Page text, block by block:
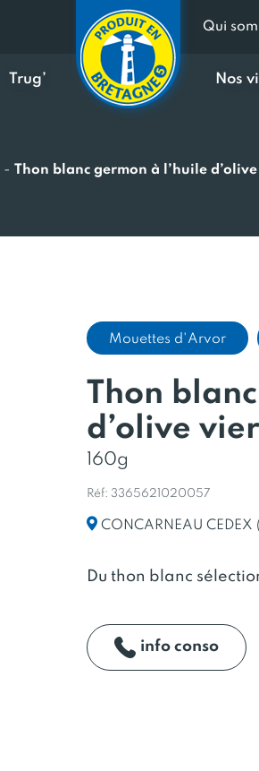
Qui
Trug’ Nos
- Thon blanc germon à l’huile
Mouettes d'Arvor
Thon
d’olive
160g
Réf: 3365621020057
CONCARNEAU CEDEX
Du thon blanc
info conso